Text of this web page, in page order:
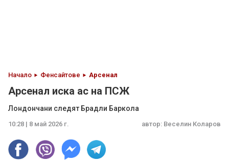
Начало Фенсайтове Арсенал
Арсенал иска ас на ПСЖ
Лондончани следят Брадли Баркола
10:28 | 8 май 2026 г. автор: Веселин Коларов